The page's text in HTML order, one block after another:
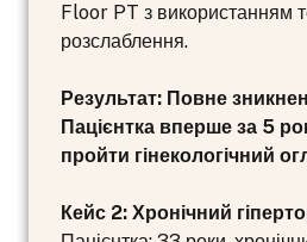
Floor PT з використанням
розслаблення.
Результат: Повне
Пацієнтка вперше за 5
пройти гінекологічний
Кейс 2: Хронічний